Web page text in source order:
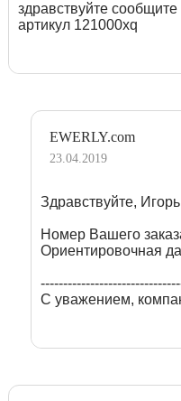
здравствуйте
артикул 121000xq
EWERLY.com
23.04.2019
Здравствуйте,
Номер Вашего
Ориентировочная
С уважением,